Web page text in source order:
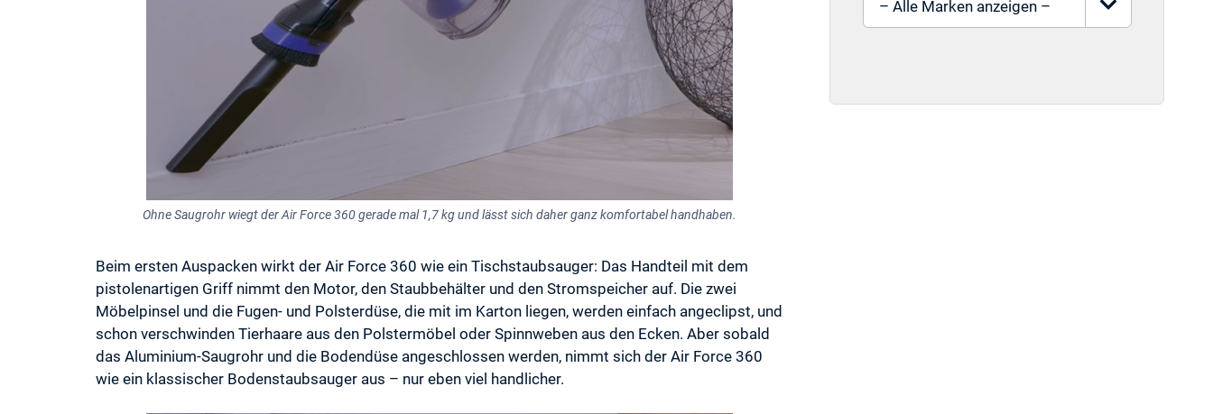
Ohne Saugrohr wiegt der Air Force 360 gerade mal 1,7 kg und lässt sich daher ganz komfortabel handhaben.
Beim ersten Auspacken wirkt der Air Force 360 wie ein Tischstaubsauger: Das Handteil mit dem
pistolenartigen Griff nimmt den Motor, den Staubbehälter und den Stromspeicher auf. Die zwei
Möbelpinsel und die Fugen- und Polsterdüse, die mit im Karton liegen, werden einfach angeclipst, und
schon verschwinden Tierhaare aus den Polstermöbel oder Spinnweben aus den Ecken. Aber sobald
das Aluminium-Saugrohr und die Bodendüse angeschlossen werden, nimmt sich der Air Force 360
wie ein klassischer Bodenstaubsauger aus – nur eben viel handlicher.